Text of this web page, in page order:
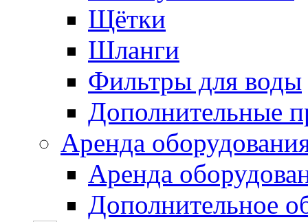
Щётки
Шланги
Фильтры для воды
Дополнительные
Аренда
Аренда
Дополнительное